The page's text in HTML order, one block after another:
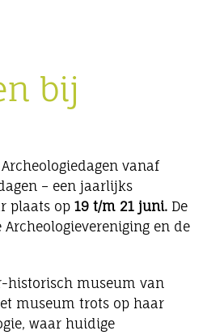
bij
vanaf
– een jaarlijks
plaats op 19 t/m 21 juni. De
en de
historisch museum van
museum trots op haar
waar huidige